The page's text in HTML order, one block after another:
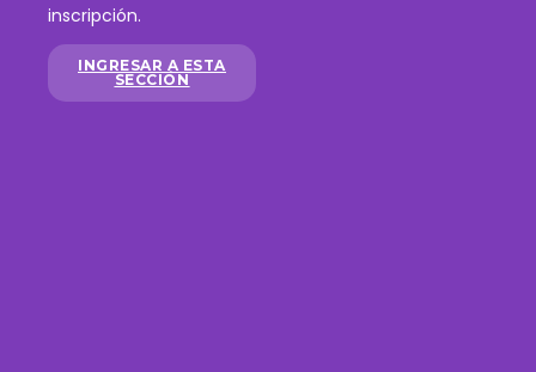
inscripción.
INGRESAR A ESTA
SECCIÓN